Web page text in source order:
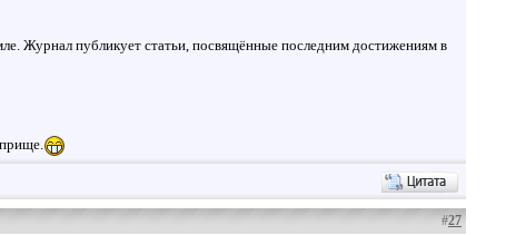
Журнал публикует статьи, посвящённые последним достижениям в
#27